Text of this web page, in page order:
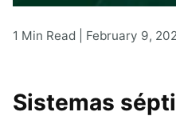
1 Min Read | February 9,
Sistemas